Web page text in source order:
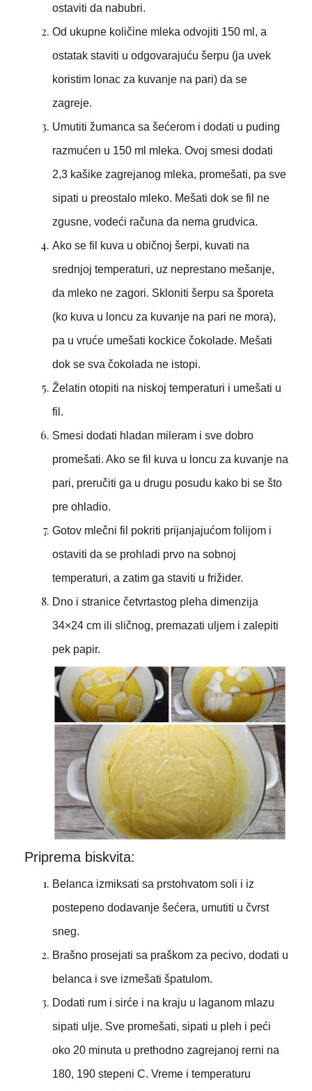
ostaviti da nabubri.
Od ukupne količine mleka odvojiti 150 ml, a
ostatak staviti u odgovarajuću šerpu (ja uvek
koristim lonac za kuvanje na pari) da se
zagreje.
Umutiti žumanca sa šećerom i dodati u puding
razmućen u 150 ml mleka. Ovoj smesi dodati
2,3 kašike zagrejanog mleka, promešati, pa sve
sipati u preostalo mleko. Mešati dok se fil ne
zgusne, vodeći računa da nema grudvica.
Ako se fil kuva u običnoj šerpi, kuvati na
srednjoj temperaturi, uz neprestano mešanje,
da mleko ne zagori. Skloniti šerpu sa šporeta
(ko kuva u loncu za kuvanje na pari ne mora),
pa u vruće umešati kockice čokolade. Mešati
dok se sva čokolada ne istopi.
Želatin otopiti na niskoj temperaturi i umešati u
fil.
Smesi dodati hladan mileram i sve dobro
promešati. Ako se fil kuva u loncu za kuvanje na
pari, preručiti ga u drugu posudu kako bi se što
pre ohladio.
Gotov mlečni fil pokriti prijanjajućom folijom i
ostaviti da se prohladi prvo na sobnoj
temperaturi, a zatim ga staviti u frižider.
Dno i stranice četvrtastog pleha dimenzija
34×24 cm ili sličnog, premazati uljem i zalepiti
pek papir.
Priprema biskvita:
Belanca izmiksati sa prstohvatom soli i iz
postepeno dodavanje šećera, umutiti u čvrst
sneg.
Brašno prosejati sa praškom za pecivo, dodati u
belanca i sve izmešati špatulom.
Dodati rum i sirće i na kraju u laganom mlazu
sipati ulje. Sve promešati, sipati u pleh i peći
oko 20 minuta u prethodno zagrejanoj rerni na
180, 190 stepeni C. Vreme i temperaturu